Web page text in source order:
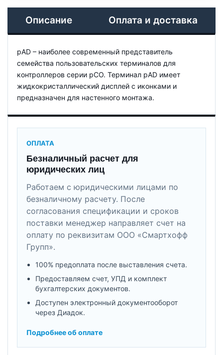
Описание Оплата и доставка
pAD – наиболее современный представитель
семейства пользовательских терминалов для
контроллеров cерии pCO. Терминал pAD имеет
жидкокристаллический дисплей с иконками и
предназначен для настенного монтажа.
ОПЛАТА
Безналичный расчет для
юридических лиц
Работаем с юридическими лицами по
безналичному расчету. После
согласования спецификации и сроков
поставки менеджер направляет счет на
оплату по реквизитам ООО «Смартхофф
Групп».
100% предоплата после выставления счета.
Предоставляем счет, УПД и комплект
бухгалтерских документов.
Доступен электронный документооборот
через Диадок.
Подробнее об оплате